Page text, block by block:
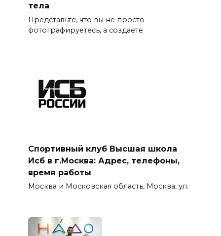
тела
Представьте, что вы не просто
фотографируетесь, а создаете
Спортивный клуб Высшая школа
Исб в г.Москва: Адрес, телефоны,
время работы
Москва и Московская область, Москва, ул.